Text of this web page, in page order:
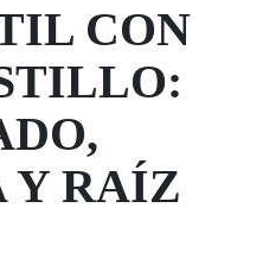
CON
Y RAÍZ